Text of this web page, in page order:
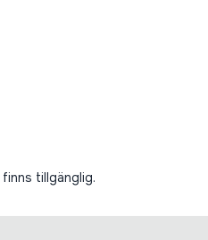
tillgänglig.